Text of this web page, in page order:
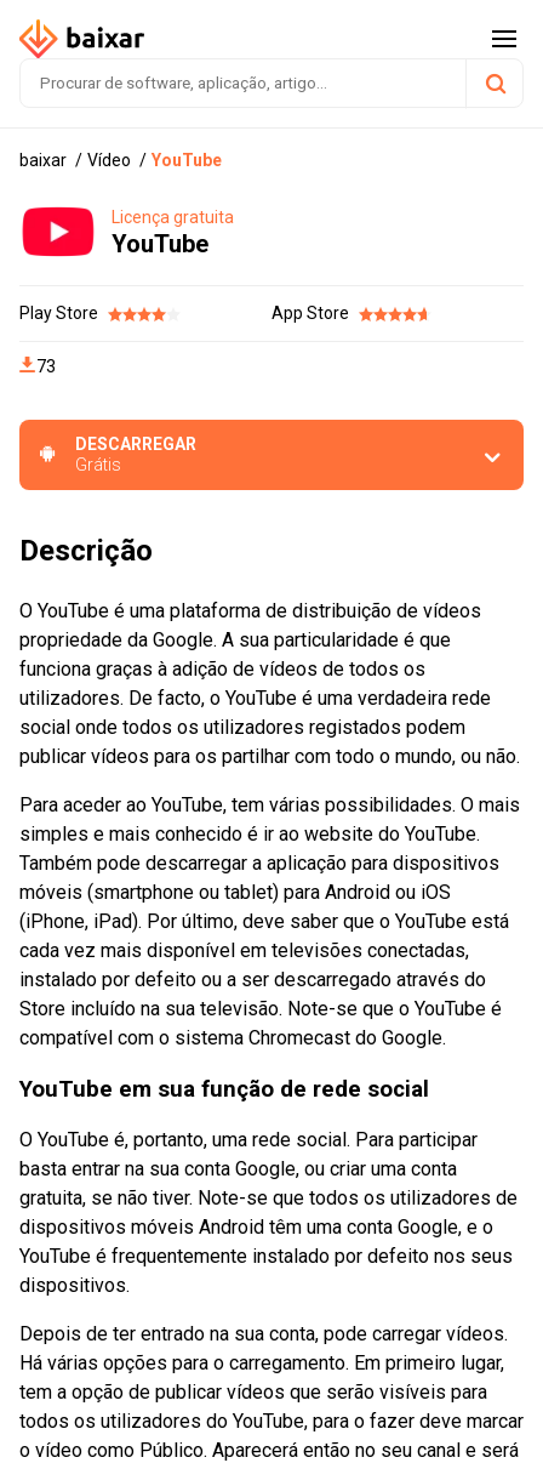
baixar Vídeo YouTube
Licença gratuita
YouTube
Play Store App Store
73
DESCARREGAR
Grátis
Descrição
O YouTube é uma plataforma de distribuição de vídeos
propriedade da Google. A sua particularidade é que
funciona graças à adição de vídeos de todos os
utilizadores. De facto, o YouTube é uma verdadeira rede
social onde todos os utilizadores registados podem
publicar vídeos para os partilhar com todo o mundo, ou não.
Para aceder ao YouTube, tem várias possibilidades. O mais
simples e mais conhecido é ir ao website do YouTube.
Também pode descarregar a aplicação para dispositivos
móveis (smartphone ou tablet) para Android ou iOS
(iPhone, iPad). Por último, deve saber que o YouTube está
cada vez mais disponível em televisões conectadas,
instalado por defeito ou a ser descarregado através do
Store incluído na sua televisão. Note-se que o YouTube é
compatível com o sistema Chromecast do Google.
YouTube em sua função de rede social
O YouTube é, portanto, uma rede social. Para participar
basta entrar na sua conta Google, ou criar uma conta
gratuita, se não tiver. Note-se que todos os utilizadores de
dispositivos móveis Android têm uma conta Google, e o
YouTube é frequentemente instalado por defeito nos seus
dispositivos.
Depois de ter entrado na sua conta, pode carregar vídeos.
Há várias opções para o carregamento. Em primeiro lugar,
tem a opção de publicar vídeos que serão visíveis para
todos os utilizadores do YouTube, para o fazer deve marcar
o vídeo como Público. Aparecerá então no seu canal e será